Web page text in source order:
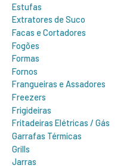
Estufas
Extratores de Suco
Facas e Cortadores
Fogões
Formas
Fornos
Frangueiras e Assadores
Freezers
Frigideiras
Fritadeiras Elétricas / Gás
Garrafas Térmicas
Grills
Jarras